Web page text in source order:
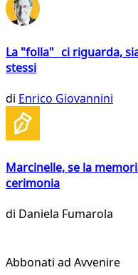
La "folla" ci riguarda,
stessi
di Enrico Giovannini
Marcinelle, se la
cerimonia
di Daniela Fumarola
Abbonati ad Avvenire